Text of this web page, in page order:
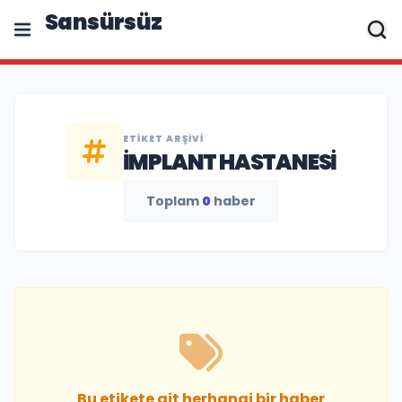
Sansürsüz
ETIKET ARŞIVI
İMPLANT HASTANESI
Toplam 0 haber